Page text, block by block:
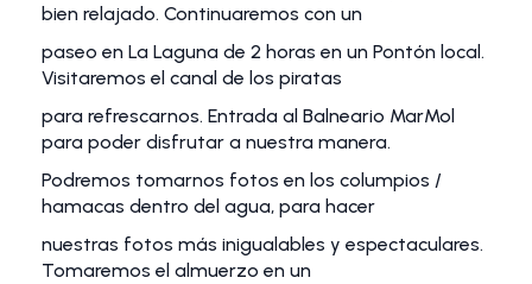
bien relajado. Continuaremos con un
paseo en La Laguna de 2 horas en un Pontón local.
Visitaremos el canal de los piratas
para refrescarnos. Entrada al Balneario MarMol
para poder disfrutar a nuestra manera.
Podremos tomarnos fotos en los columpios /
hamacas dentro del agua, para hacer
nuestras fotos más inigualables y espectaculares.
Tomaremos el almuerzo en un